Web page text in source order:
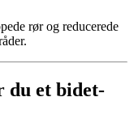
rør og reducerede
du et bidet-